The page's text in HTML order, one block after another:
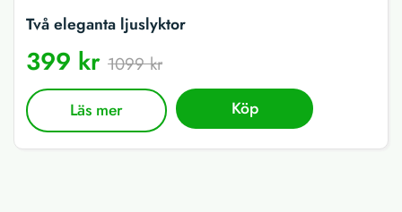
Två eleganta ljuslyktor
399 kr 1099 kr
Läs mer Köp